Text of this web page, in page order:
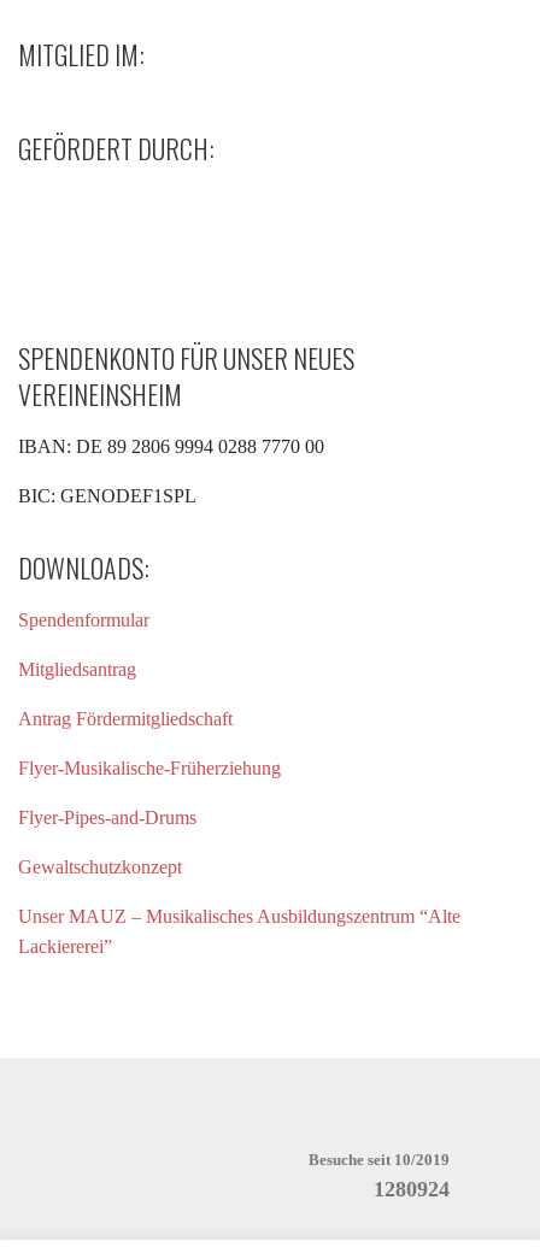
MITGLIED IM:
GEFÖRDERT DURCH:
SPENDENKONTO FÜR UNSER NEUES
VEREINEINSHEIM
IBAN: DE 89 2806 9994 0288 7770 00
BIC: GENODEF1SPL
DOWNLOADS:
Spendenformular
Mitgliedsantrag
Antrag Fördermitgliedschaft
Flyer-Musikalische-Früherziehung
Flyer-Pipes-and-Drums
Gewaltschutzkonzept
Unser MAUZ – Musikalisches Ausbildungszentrum “Alte
Lackiererei”
Besuche seit 10/2019
1280924